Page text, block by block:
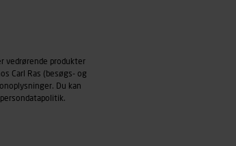
vedrørende produkter
Carl Ras (besøgs- og
Du kan
persondatapolitik.